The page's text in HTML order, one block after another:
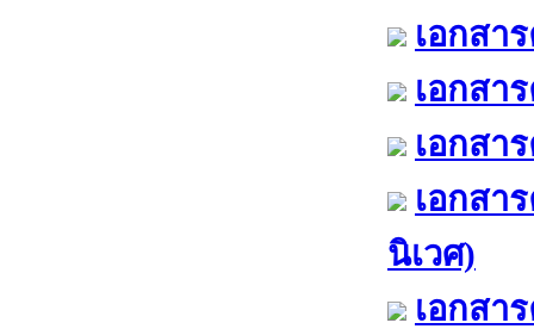
เอกสา
เอกสา
เอกสา
เอกสา
นิเวศ)
เอกสา